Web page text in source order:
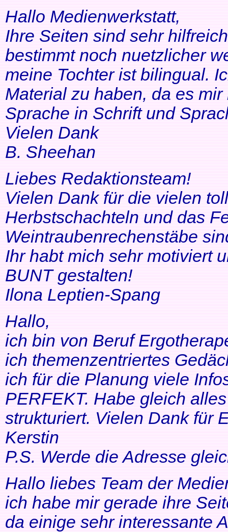
Hallo Medienwerkstatt,
Ihre Seiten sind sehr
bestimmt noch nuetzlicher
meine Tochter ist bilingual.
Material zu haben, da es
Sprache in Schrift und
Vielen Dank
B. Sheehan
Liebes Redaktionsteam!
Vielen Dank für die vielen
Herbstschachteln und das
Weintraubenrechenstäbe
Ihr habt mich sehr motiviert
BUNT gestalten!
Ilona Leptien-Spang
Hallo,
ich bin von Beruf
ich themenzentriertes
ich für die Planung viele
PERFEKT. Habe gleich
strukturiert. Vielen Dank für
Kerstin
P.S. Werde die Adresse
Hallo liebes Team der
ich habe mir gerade ihre
da einige sehr interessante